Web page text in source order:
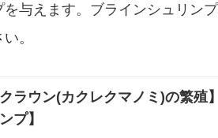
与えます。ブラインシュリン
。
クラウン(カクレクマノミ)の繁殖
プ】